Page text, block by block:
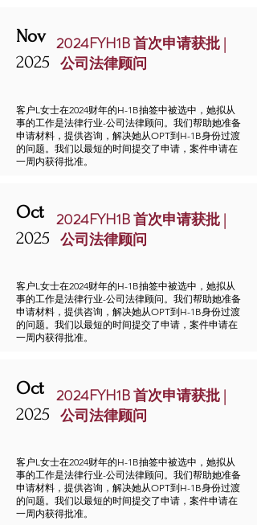
Nov
2025
2024FYH1B 首次申请获批 |
公司法律顾问
客户L女士在2024财年的H-1B抽签中被选中，她拟从
事的工作是法律行业-公司法律顾问。我们帮助她准备
申请材料，提供咨询，解决她从OPT到H-1B身份过渡
的问题。我们以最短的时间提交了申请，案件申请在
一周内获得批准。
Oct
2025
2024FYH1B 首次申请获批 |
公司法律顾问
客户L女士在2024财年的H-1B抽签中被选中，她拟从
事的工作是法律行业-公司法律顾问。我们帮助她准备
申请材料，提供咨询，解决她从OPT到H-1B身份过渡
的问题。我们以最短的时间提交了申请，案件申请在
一周内获得批准。
Oct
2025
2024FYH1B 首次申请获批 |
公司法律顾问
客户L女士在2024财年的H-1B抽签中被选中，她拟从
事的工作是法律行业-公司法律顾问。我们帮助她准备
申请材料，提供咨询，解决她从OPT到H-1B身份过渡
的问题。我们以最短的时间提交了申请，案件申请在
一周内获得批准。